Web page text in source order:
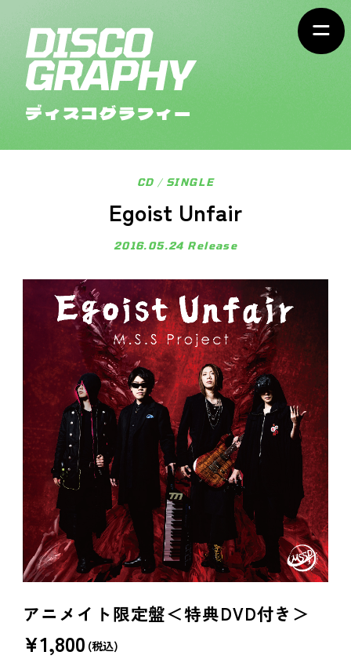
ディスコグラフィー
CD / SINGLE
Egoist Unfair
2016.05.24 Release
アニメイト限定盤＜特典DVD付き＞
¥1,800 (税込)